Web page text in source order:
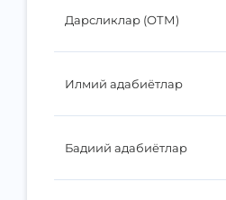
Дарсликлар (ОТМ)
Илмий адабиётлар
Бадиий адабиётлар